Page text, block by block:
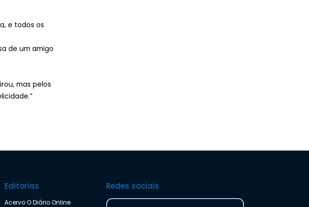
e todos os
de um amigo
mas pelos
Editorias
Acervo O Diário Online
Redes sociais